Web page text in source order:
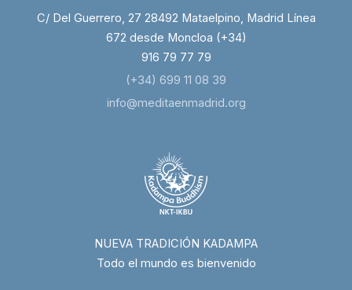
C/ Del Guerrero, 27 28492 Mataelpino, Madrid Línea
672 desde Moncloa (+34)
916 79 77 79
(+34) 699 11 08 39
info@meditaenmadrid.org
NUEVA TRADICIÓN KADAMPA
Todo el mundo es bienvenido